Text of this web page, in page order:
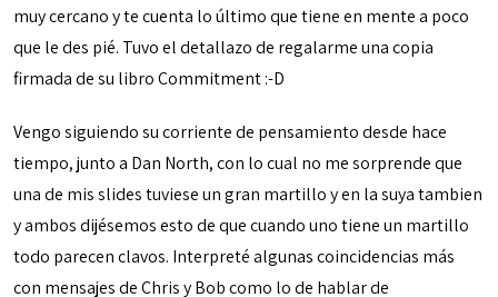
muy cercano y te cuenta lo último que tiene en mente a poco
que le des pié. Tuvo el detallazo de regalarme una copia
firmada de su libro Commitment :-D
Vengo siguiendo su corriente de pensamiento desde hace
tiempo, junto a Dan North, con lo cual no me sorprende que
una de mis slides tuviese un gran martillo y en la suya tambien
y ambos dijésemos esto de que cuando uno tiene un martillo
todo parecen clavos. Interpreté algunas coincidencias más
con mensajes de Chris y Bob como lo de hablar de